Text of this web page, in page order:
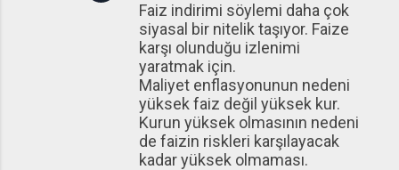
Faiz indirimi söylemi daha çok
siyasal bir nitelik taşıyor. Faize
karşı olunduğu izlenimi
yaratmak için.
Maliyet enflasyonunun nedeni
yüksek faiz değil yüksek kur.
Kurun yüksek olmasının nedeni
de faizin riskleri karşılayacak
kadar yüksek olmaması.